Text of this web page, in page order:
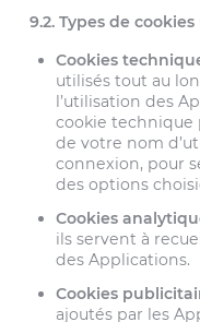
9.2. Types de
Cookies
utilisés tout au
l’utilisation des
cookie technique
de votre nom
connexion, pour
des options
Cookies
ils servent à
des Applications.
Cookies
ajoutés par les